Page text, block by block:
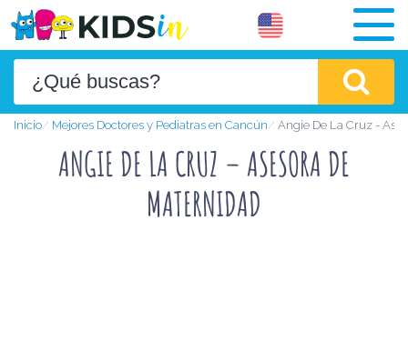
Inicio Mejores Doctores y Pediatras en Cancún Angie De La Cruz -
ANGIE DE LA CRUZ – ASESORA DE
MATERNIDAD